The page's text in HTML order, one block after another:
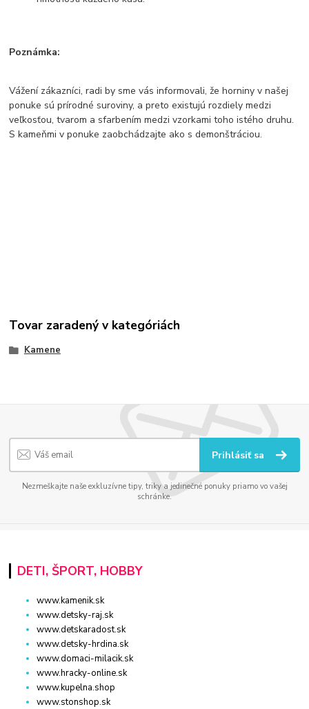
Poznámka:
Vážení zákazníci, radi by sme vás informovali, že horniny v našej
ponuke sú prírodné suroviny, a preto existujú rozdiely medzi
veľkosťou, tvarom a sfarbením medzi vzorkami toho istého druhu.
S kameňmi v ponuke zaobchádzajte ako s demonštráciou.
Tovar zaradený v kategóriách
Kamene
Prihlásiť sa
Nezmeškajte naše exkluzívne tipy, triky a jedinečné ponuky priamo vo vašej
schránke.
DETI, ŠPORT, HOBBY
www.kamenik.sk
www.detsky-raj.sk
www.detskaradost.sk
www.detsky-hrdina.sk
www.domaci-milacik.sk
www.hracky-online.sk
www.kupelna.shop
www.stonshop.sk